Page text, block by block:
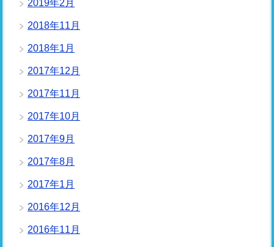
2019年2月
2018年11月
2018年1月
2017年12月
2017年11月
2017年10月
2017年9月
2017年8月
2017年1月
2016年12月
2016年11月